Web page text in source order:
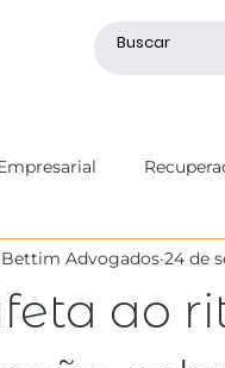
de Crédito
Geral Processo Civil
ao
Advogados 24 de